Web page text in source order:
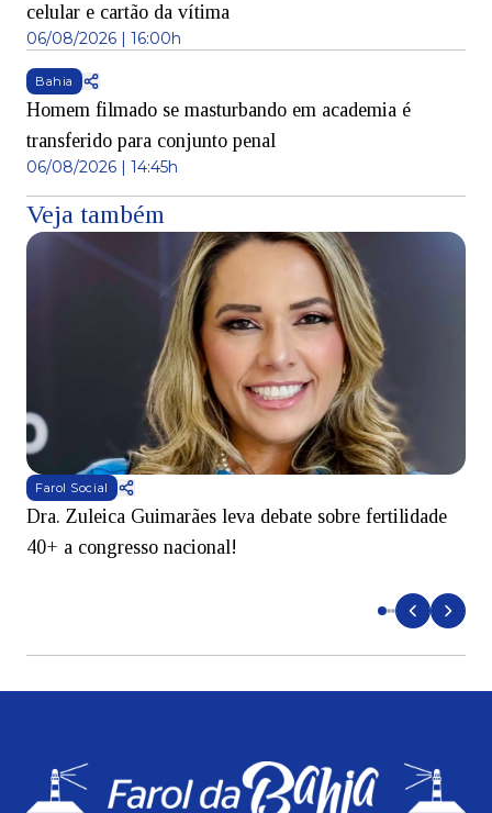
celular e cartão da vítima
06/08/2026 | 16:00h
Bahia
Homem filmado se masturbando em academia é
transferido para conjunto penal
06/08/2026 | 14:45h
Veja também
Farol Social
Dra. Zuleica Guimarães leva debate sobre fertilidade
40+ a congresso nacional!